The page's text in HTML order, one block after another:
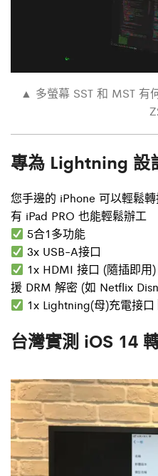
▲ 多螢幕 SST 和 MST 有
專為 Lightning 設
您手邊的 iPhone 可以輕鬆
有 iPad PRO 也能輕鬆辦工
5合1多功能
3x USB-A接口
1x HDMI 接口 (隨插即
援 DRM 解密 (如 Netflix
1x Lightning(母)充電接
台灣實測 iOS 14